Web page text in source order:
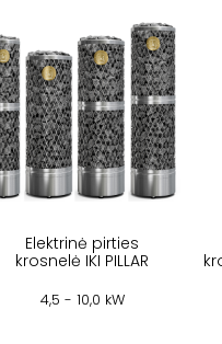
Elektrinė pirties
krosnelė IKI PILLAR
4,5 - 10,0 kW